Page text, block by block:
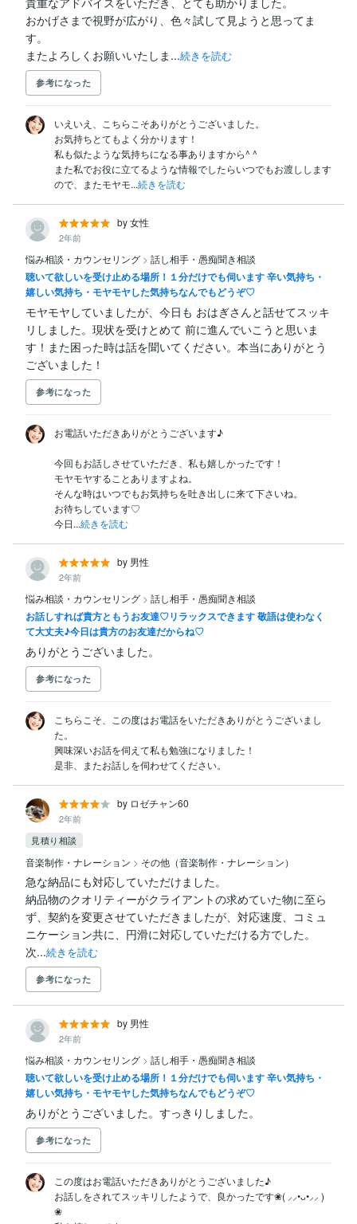
おかげさまで視野が広がり、色々試して見ようと思ってま
す。
またよろしくお願いいたしま...続きを読む
参考になった
いえいえ、こちらこそありがとうございました。
お気持ちとてもよく分かります！
私も似たような気持ちになる事ありますから^ ^
また私でお役に立てるような情報でしたらいつでもお渡しします
ので、またモヤモ...続きを読む
by 女性
2年前
悩み相談・カウンセリング > 話し相手・愚痴聞き相談
聴いて欲しいを受け止める場所！１分だけでも伺います 辛い気持ち・
嬉しい気持ち・モヤモヤした気持ちなんでもどうぞ♡
モヤモヤしていましたが、今日も おはぎさんと話せてスッキ
リしました。現状を受けとめて 前に進んでいこうと思いま
す！また困った時は話を聞いてください。本当にありがとう
ございました！
参考になった
お電話いただきありがとうございます♪
今回もお話しさせていただき、私も嬉しかったです！
モヤモヤすることありますよね。
そんな時はいつでもお気持ちを吐き出しに来て下さいね。
お待ちしています♡
今日...続きを読む
by 男性
2年前
悩み相談・カウンセリング > 話し相手・愚痴聞き相談
お話しすれば貴方ともうお友達♡リラックスできます 敬語は使わなく
て大丈夫♪今日は貴方のお友達だからね♡
ありがとうございました。
参考になった
こちらこそ、この度はお電話をいただきありがとうございまし
た。
興味深いお話を伺えて私も勉強になりました！
是非、またお話しを伺わせてください。
by ロゼチャン60
2年前
見積り相談
音楽制作・ナレーション > その他（音楽制作・ナレーション）
急な納品にも対応していただけました。
納品物のクオリティーがクライアントの求めていた物に至ら
ず、契約を変更させていただきましたが、対応速度、コミュ
ニケーション共に、円滑に対応していただける方でした。
次...続きを読む
参考になった
by 男性
2年前
悩み相談・カウンセリング > 話し相手・愚痴聞き相談
聴いて欲しいを受け止める場所！１分だけでも伺います 辛い気持ち・
嬉しい気持ち・モヤモヤした気持ちなんでもどうぞ♡
ありがとうございました。すっきりしました。
参考になった
この度はお電話いただきありがとうございました♪
お話しをされてスッキリしたようで、良かったです❀( ⸝⸝•ᴗ•⸝⸝ )
❀